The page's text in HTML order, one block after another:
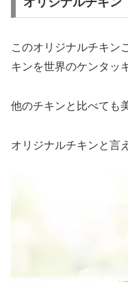
このオリジナルチキン
キンを世界のケンタッ
他のチキンと比べても
オリジナルチキンと言